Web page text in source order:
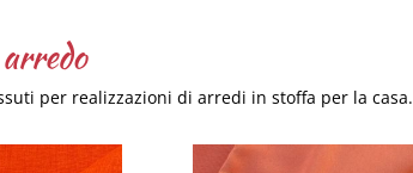
per realizzazioni di arredi in stoffa per la casa.